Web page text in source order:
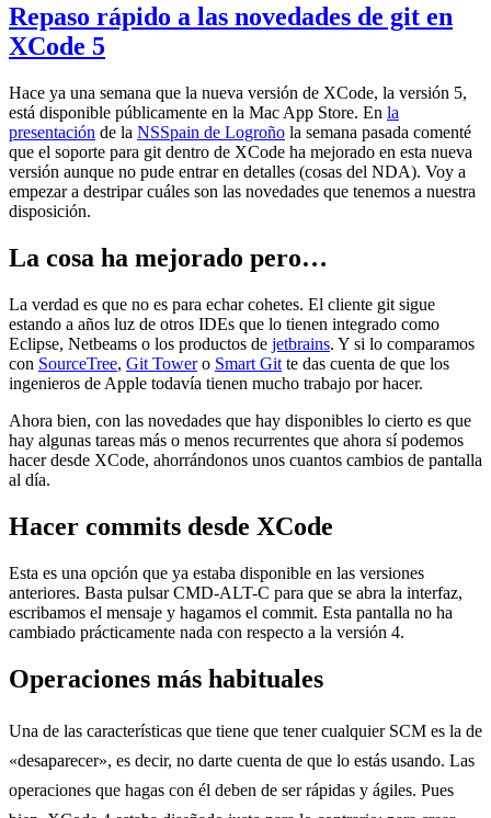
Repaso rápido a las novedades de git en
XCode 5
Hace ya una semana que la nueva versión de XCode, la versión 5,
está disponible públicamente en la Mac App Store. En la
presentación de la NSSpain de Logroño la semana pasada comenté
que el soporte para git dentro de XCode ha mejorado en esta nueva
versión aunque no pude entrar en detalles (cosas del NDA). Voy a
empezar a destripar cuáles son las novedades que tenemos a nuestra
disposición.
La cosa ha mejorado pero…
La verdad es que no es para echar cohetes. El cliente git sigue
estando a años luz de otros IDEs que lo tienen integrado como
Eclipse, Netbeams o los productos de jetbrains. Y si lo comparamos
con SourceTree, Git Towero Smart Git te das cuenta de que los
ingenieros de Apple todavía tienen mucho trabajo por hacer.
Ahora bien, con las novedades que hay disponibles lo cierto es que
hay algunas tareas más o menos recurrentes que ahora sí podemos
hacer desde XCode, ahorrándonos unos cuantos cambios de pantalla
al día.
Hacer commits desde XCode
Esta es una opción que ya estaba disponible en las versiones
anteriores. Basta pulsar CMD-ALT-C para que se abra la interfaz,
escribamos el mensaje y hagamos el commit. Esta pantalla no ha
cambiado prácticamente nada con respecto a la versión 4.
Operaciones más habituales
Una de las características que tiene que tener cualquier SCM es la de
«desaparecer», es decir, no darte cuenta de que lo estás usando. Las
operaciones que hagas con él deben de ser rápidas y ágiles. Pues